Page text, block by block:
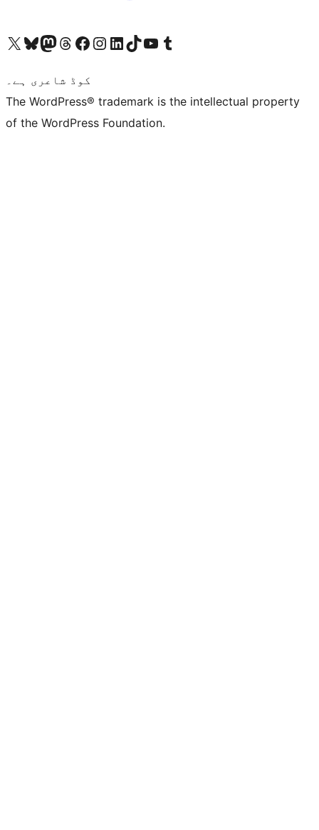
Visit our X (formerly Twitter) account
ہمارے بلیواسکائی اکاؤنٹ پر جائیں
Visit our Mastodon account
ہمارے ٹھریڈز اکاؤنٹ پر جائیں
Visit our Facebook page
Visit our Instagram account
Visit our LinkedIn account
ہمارے ٹک ٹاک اکاؤنٹ پر جائیں
Visit our YouTube channel
ہمارے ٹمبلر اکاؤنٹ پر جائیں
کوڈ شاعری ہے۔
The WordPress® trademark is the intellectual property
of the WordPress Foundation.